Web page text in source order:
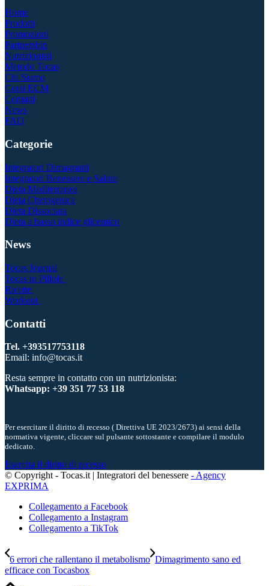
Home
Prodotti
Promozioni
Partnership
Nutrizionisti
Metodo Tocas
Chi Siamo
Corsi ECM
Contatti
News
FAQ
Categorie
Integratori Dimagranti
Integratori Benessere e Salute
Dieta Mediterranea
Dieta Chetogenica
Dieta Dissociata
Dieta a basso indice glicemico
News
Tocas Journal
Tocas in Pillole
Ricette
Workout
Contatti
Tel. +393517753118
Email: info@tocas.it
Resta sempre in contatto con un nutrizionista:
Whatsapp: +39 351 77 53 118
Per esercitare il diritto di recesso ( Direttiva UE 2023/2673) ai sensi della
normativa vigente, cliccare sul pulsante sottostante e compilare il modulo
dedicato.
Esercita il diritto di recesso
© Copyright - Tocas.it | Integratori del benessere - Agency
EXPRIMA
Collegamento a Facebook
Collegamento a Instagram
Collegamento a TikTok
6 errori che rallentano il metabolismo Dimagrimento sano ed
efficace con Tocasbox